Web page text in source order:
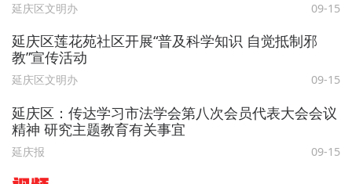
延庆区文明办 09-15
延庆区莲花苑社区开展“普及科学知识 自觉抵制邪
教”宣传活动
延庆区文明办 09-15
延庆区：传达学习市法学会第八次会员代表大会会议
精神 研究主题教育有关事宜
延庆报 09-15